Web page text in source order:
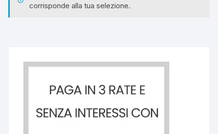
corrisponde alla tua selezione.